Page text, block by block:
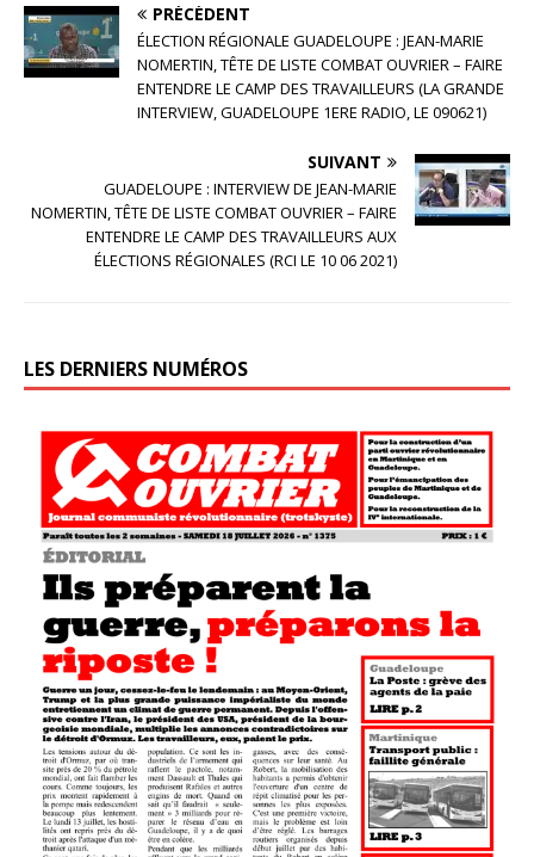
PRÉCÉDENT
ÉLECTION RÉGIONALE GUADELOUPE : JEAN-MARIE
NOMERTIN, TÊTE DE LISTE COMBAT OUVRIER – FAIRE
ENTENDRE LE CAMP DES TRAVAILLEURS (LA GRANDE
INTERVIEW, GUADELOUPE 1ERE RADIO, LE 090621)
SUIVANT
GUADELOUPE : INTERVIEW DE JEAN-MARIE
NOMERTIN, TÊTE DE LISTE COMBAT OUVRIER – FAIRE
ENTENDRE LE CAMP DES TRAVAILLEURS AUX
ÉLECTIONS RÉGIONALES (RCI LE 10 06 2021)
LES DERNIERS NUMÉROS